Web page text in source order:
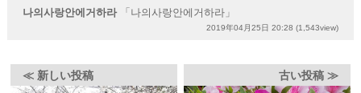
나의사랑안에거하라 「나의사랑안에거하라」
2019年04月25日 20:28 (1,543view)
≪ 新しい投稿 古い投稿 ≫